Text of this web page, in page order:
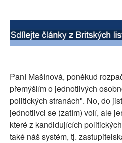
Paní Mašínová, poněkud
přemýšlím o jednotlivých
politických stranách". No, do
jednotlivci se (zatím) volí, ale
které z kandidujících
také náš systém, tj.